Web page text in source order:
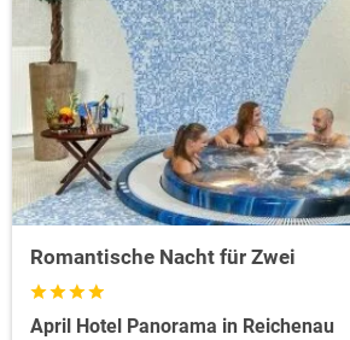
Romantische Nacht für Zwei
April Hotel Panorama in Reichenau